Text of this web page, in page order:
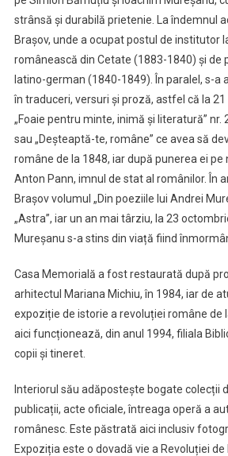
strânsă și durabilă prietenie. La îndemnul
Brașov, unde a ocupat postul de institutor
românească din Cetate (1883-1840) și de
latino-german (1840-1849). În paralel, s-a
în traduceri, versuri și proză, astfel că la
„Foaie pentru minte, inimă și literatură” nr.
sau „Deșteaptă-te, române” ce avea să
române de la 1848, iar după punerea ei
Anton Pann, imnul de stat al românilor. În
Brașov volumul „Din poeziile lui Andrei
„Astra”, iar un an mai târziu, la 23
Mureșanu s-a stins din viață fiind
Casa Memorială a fost restaurată după
arhitectul Mariana Michiu, în 1984, iar de
expoziție de istorie a revoluției române de
aici funcționează, din anul 1994, filiala
copii și tineret.
Interiorul său adăpostește bogate colecții
publicații, acte oficiale, întreaga operă a
românesc. Este păstrată aici inclusiv
Expoziția este o dovadă vie a Revoluției